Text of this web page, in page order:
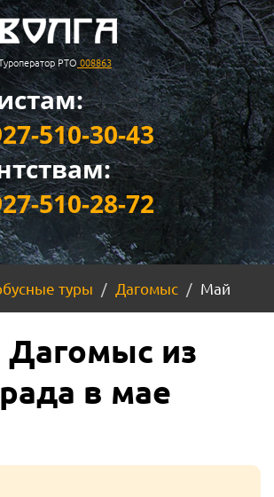
РТО 008863
510-30-43
510-28-72
туры Дагомыс Май
из
в мае